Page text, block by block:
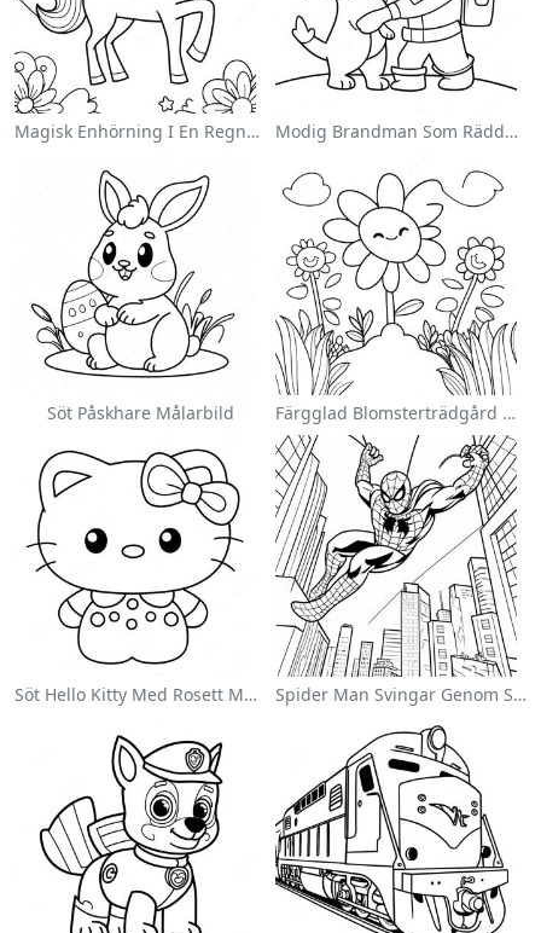
Magisk Enhörning I En Regnbåge Målarbild Modig Brandman Som Räddar En Katt Målarbild
Söt Påskhare Målarbild Färgglad Blomsterträdgård Målarbild
Söt Hello Kitty Med Rosett Målarbild Spider Man Svingar Genom Staden Målarbild